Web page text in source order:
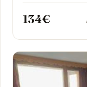
un accès direct
134€